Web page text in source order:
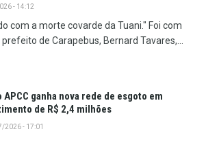
- 14:12
com a morte covarde da Tuani." Foi com
de Carapebus, Bernard Tavares,...
APCC ganha nova rede de esgoto em
de R$ 2,4 milhões
2026 - 17:01